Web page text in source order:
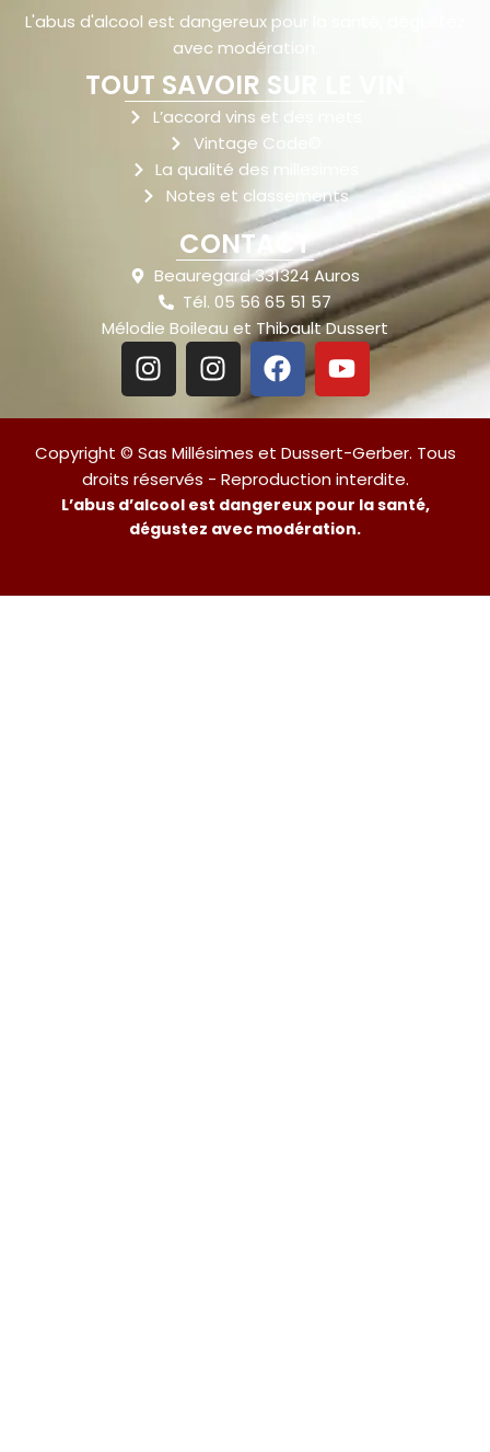
L'abus d'alcool est dangereux pour la santé, dégustez
avec modération.
TOUT SAVOIR SUR LE VIN
L’accord vins et des mets
Vintage Code©
La qualité des millesimes
Notes et classements
CONTACT
Beauregard 331324 Auros
Tél. 05 56 65 51 57
Mélodie Boileau et Thibault Dussert
Copyright © Sas Millésimes et Dussert-Gerber. Tous
droits réservés - Reproduction interdite.
L’abus d’alcool est dangereux pour la santé,
dégustez avec modération.